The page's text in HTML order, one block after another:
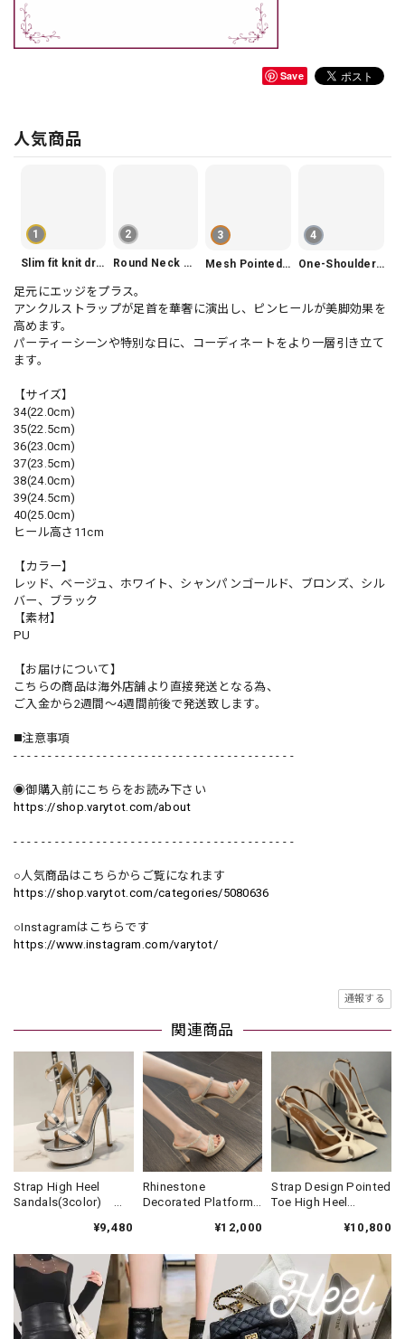
Save
人気商品
1
Slim fit knit dress(3color) V1330
2
Round Neck Tiered Sleeveless Dress V2290
3
Mesh Pointed Toe Pumps V165
4
One-Shoulder Slim-Fit Flattering Mermaid Skirt Dress V2295
足元にエッジをプラス。
アンクルストラップが足首を華奢に演出し、ピンヒールが美脚効果を
高めます。
パーティーシーンや特別な日に、コーディネートをより一層引き立て
ます。
【サイズ】
34(22.0cm)
35(22.5cm)
36(23.0cm)
37(23.5cm)
38(24.0cm)
39(24.5cm)
40(25.0cm)
ヒール高さ11cm
【カラー】
レッド、ベージュ、ホワイト、シャンパンゴールド、ブロンズ、シル
バー、ブラック
【素材】
PU
【お届けについて】
こちらの商品は海外店舗より直接発送となる為、
ご入金から2週間〜4週間前後で発送致します。
◼️注意事項
- - - - - - - - - - - - - - - - - - - - - - - - - - - - - - - - - - - - - - - - -
◉御購入前にこちらをお読み下さい
https://shop.varytot.com/about
- - - - - - - - - - - - - - - - - - - - - - - - - - - - - - - - - - - - - - - - -
○人気商品はこちらからご覧になれます
https://shop.varytot.com/categories/5080636
○Instagramはこちらです
https://www.instagram.com/varytot/
通報する
関連商品
Strap High Heel
Sandals(3color)
¥9,480
Rhinestone
Decorated Platform
¥12,000
Strap Design Pointed
Toe High Heel
¥10,800